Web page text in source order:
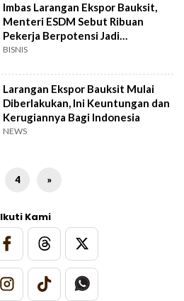
Imbas Larangan Ekspor Bauksit,
Menteri ESDM Sebut Ribuan
Pekerja Berpotensi Jadi
Pengangguran
BISNIS
Larangan Ekspor Bauksit Mulai
Diberlakukan, Ini Keuntungan dan
Kerugiannya Bagi Indonesia
NEWS
4 »
Ikuti Kami